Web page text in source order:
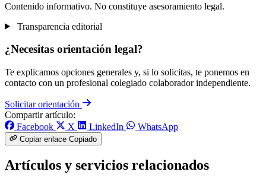
Contenido informativo. No constituye asesoramiento legal.
Transparencia editorial
¿Necesitas orientación legal?
Te explicamos opciones generales y, si lo solicitas, te ponemos en
contacto con un profesional colegiado colaborador independiente.
Solicitar orientación
Compartir artículo:
Facebook
X LinkedIn WhatsApp
Copiar enlace Copiado
Artículos y servicios relacionados